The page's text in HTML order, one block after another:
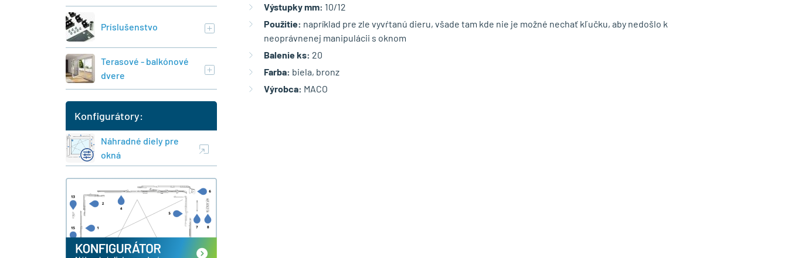
Výstupky mm: 10/12
Použitie: napríklad pre zle vyvŕtanú dieru, všade tam kde nie je možné nechať kľučku, aby nedošlo k
neoprávnenej manipulácii s oknom
Balenie ks: 20
Farba: biela, bronz
Výrobca: MACO
Príslušenstvo
Terasové - balkónové
dvere
Konfigurátory:
Náhradné diely pre
okná